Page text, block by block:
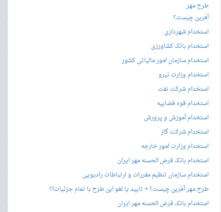
طرح مهر
آفرین چیست؟
استخدام شهرداری
استخدام بانک کشاورزی
استخدام سازمان امور مالیاتی کشور
استخدام وزارت نیرو
استخدام شرکت نفت
استخدام قوه قضاییه
استخدام آموزش و پرورش
استخدام شرکت گاز
استخدام وزارت امور خارجه
استخدام بانک قرض الحسنه مهر ایران
استخدام سازمان تنظیم مقررات و ارتباطات رادیویی
طرح مهر آفرین چیست؟ + تایید یا لغو این طرح با تمام جزئیات!؟
استخدام بانک قرض الحسنه مهر ایران